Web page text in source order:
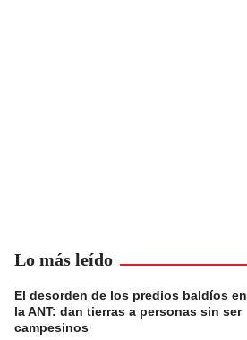
Lo más leído
El desorden de los predios baldíos en
la ANT: dan tierras a personas sin ser
campesinos